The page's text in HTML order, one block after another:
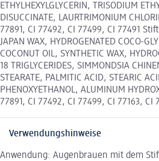
ETHYLHEXYLGLYCERIN, TRISODIUM
DISUCCINATE, LAURTRIMONIUM
77891, CI 77492, CI 77499, CI 77491
JAPAN WAX, HYDROGENATED COCO-
COCONUT OIL, SYNTHETIC WAX,
18 TRIGLYCERIDES, SIMMONDSIA
STEARATE, PALMITIC ACID, STEARIC
PHENOXYETHANOL, ALUMINUM
77891, CI 77492, CI 77499, CI 77163, CI
Verwendungshinweise
Anwendung: Augenbrauen mit dem